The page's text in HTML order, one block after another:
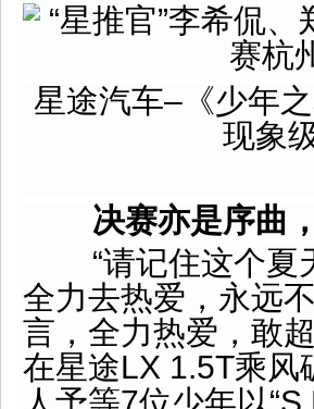
星途汽车–《少年
现象
决赛亦是序曲，
“请记住这个夏
全力去热爱，永远
言，全力热爱，敢
在星途LX 1.5T乘风